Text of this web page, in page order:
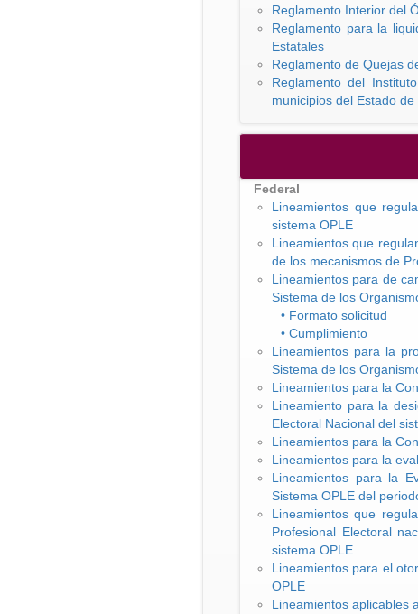
Reglamento Interior del
Reglamento para la
Estatales
Reglamento de Quejas
Reglamento del
municipios del Estado de
Federal
Lineamientos que
sistema OPLE
Lineamientos que
de los mecanismos de
Lineamientos para de
Sistema de los
• Formato solicitud
• Cumplimiento
Lineamientos para la
Sistema de los
Lineamientos para la
Lineamiento para la
Electoral Nacional del
Lineamientos para la
Lineamientos para la
Lineamientos para la
Sistema OPLE del
Lineamientos que
Profesional Electoral
sistema OPLE
Lineamientos para el
OPLE
Lineamientos aplicables